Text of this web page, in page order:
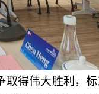
得伟大胜利，